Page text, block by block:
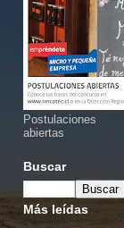
Postulaciones
abiertas
Buscar
Más leídas